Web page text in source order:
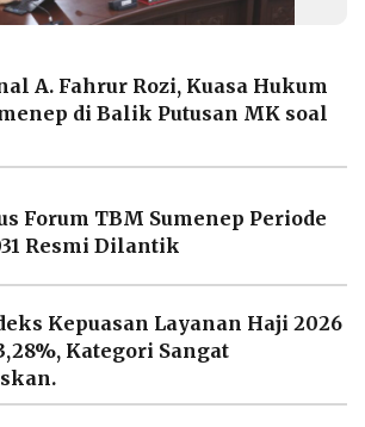
A. Fahrur Rozi, Kuasa Hukum
di Balik Putusan MK soal
Forum TBM Sumenep Periode
Resmi Dilantik
Kepuasan Layanan Haji 2026
Kategori Sangat